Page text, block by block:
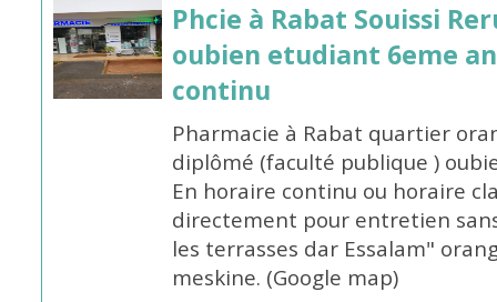
Phcie à Rabat Souissi
oubien etudiant 6eme
continu
Pharmacie à Rabat quartier
diplômé (faculté publique )
En horaire continu ou horaire
directement pour entretien
les terrasses dar Essalam"
meskine. (Google map)